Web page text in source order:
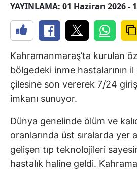
YAYINLAMA: 01 Haziran 2026 -
Kahramanmaraş’ta kurulan
bölgedeki inme hastalarının il
çilesine son vererek 7/24
imkanı sunuyor.
Dünya genelinde ölüm ve
oranlarında üst sıralarda yer
gelişen tıp teknolojileri
hastalık haline geldi.